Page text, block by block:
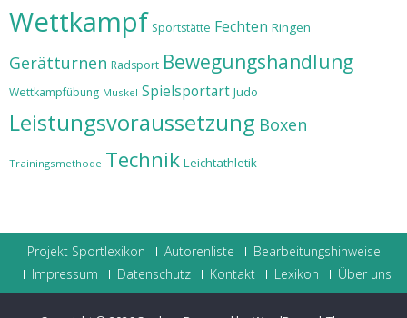
Wettkampf Sportstätte Fechten Ringen
Gerätturnen Radsport Bewegungshandlung
Wettkampfübung Muskel Spielsportart Judo
Leistungsvoraussetzung Boxen
Trainingsmethode Technik Leichtathletik
Projekt Sportlexikon Autorenliste
Bearbeitungshinweise
Impressum
Datenschutz Kontakt Lexikon Über uns